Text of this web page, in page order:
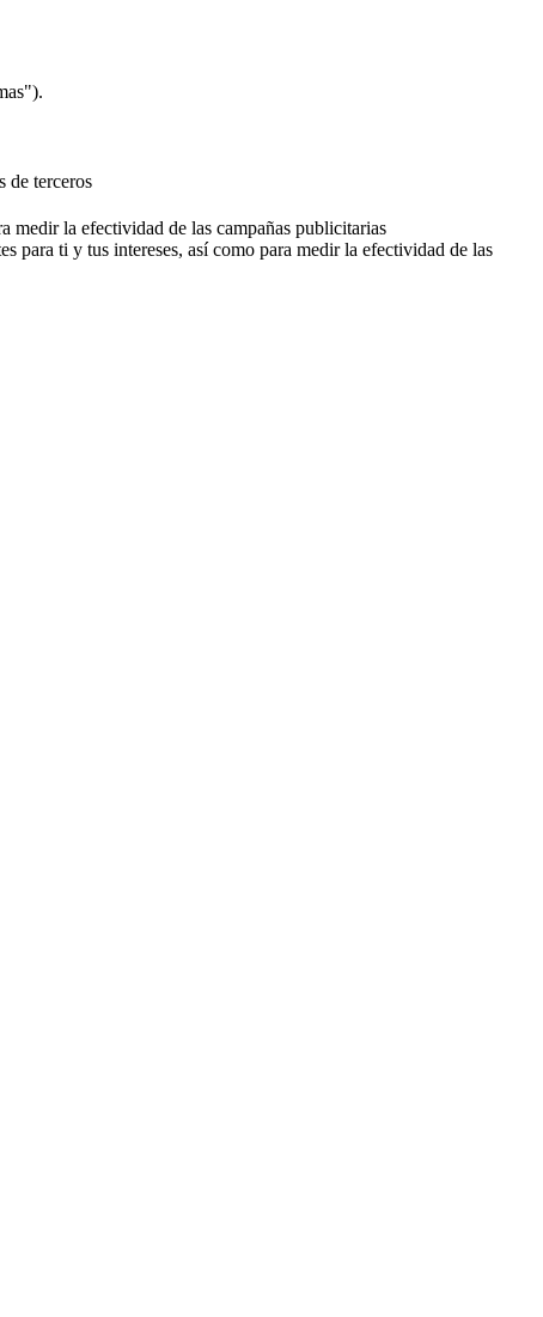
de terceros
medir la efectividad de las campañas publicitarias
para ti y tus intereses, así como para medir la efectividad de las